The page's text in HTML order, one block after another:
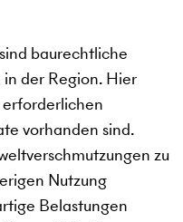
baurechtliche
der Region. Hier
erforderlichen
vorhanden sind.
zu
Nutzung
Belastungen